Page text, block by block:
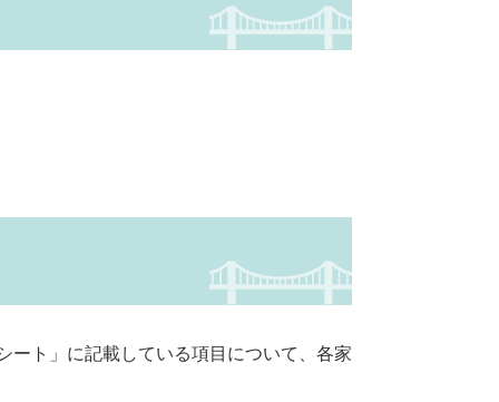
ト」に記載している項目について、各家